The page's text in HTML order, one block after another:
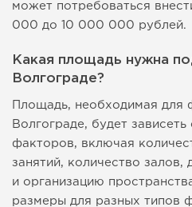
может потребоваться
000 до 10 000 000 рублей.
Какая площадь нужна
Волгограде?
Площадь, необходимая для
Волгограде, будет
факторов, включая
занятий, количество залов,
и организацию
размеры для разных типов